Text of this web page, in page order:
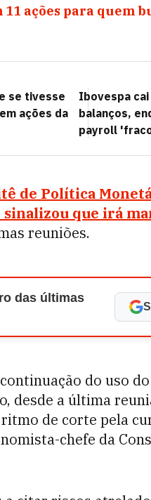
ações para quem
se tivesse
ações da
Ibovespa
balanços,
payroll
de Política
sinalizou que irá
reuniões.
das últimas
do uso
desde a última
de corte pela
chefe da